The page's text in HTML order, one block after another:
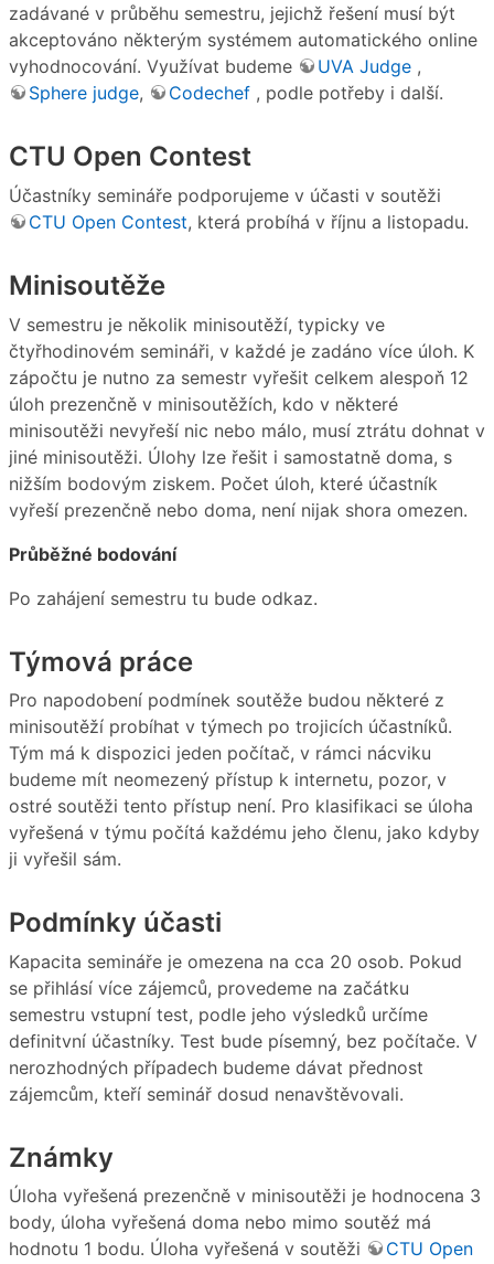
zadávané v průběhu semestru, jejichž řešení musí být
akceptováno některým systémem automatického online
vyhodnocování. Využívat budeme
UVA Judge ,
Sphere judge, Codechef , podle potřeby i další.
CTU Open Contest
Účastníky semináře podporujeme v účasti v soutěži
CTU Open Contest, která probíhá v říjnu a listopadu.
Minisoutěže
V semestru je několik minisoutěží, typicky ve
čtyřhodinovém semináři, v každé je zadáno více úloh. K
zápočtu je nutno za semestr vyřešit celkem alespoň 12
úloh prezenčně v minisoutěžích, kdo v některé
minisoutěži nevyřeší nic nebo málo, musí ztrátu dohnat v
jiné minisoutěži. Úlohy lze řešit i samostatně doma, s
nižším bodovým ziskem. Počet úloh, které účastník
vyřeší prezenčně nebo doma, není nijak shora omezen.
Průběžné bodování
Po zahájení semestru tu bude odkaz.
Týmová práce
Pro napodobení podmínek soutěže budou některé z
minisoutěží probíhat v týmech po trojicích účastníků.
Tým má k dispozici jeden počítač, v rámci nácviku
budeme mít neomezený přístup k internetu, pozor, v
ostré soutěži tento přístup není. Pro klasifikaci se úloha
vyřešená v týmu počítá každému jeho členu, jako kdyby
ji vyřešil sám.
Podmínky účasti
Kapacita semináře je omezena na cca 20 osob. Pokud
se přihlásí více zájemců, provedeme na začátku
semestru vstupní test, podle jeho výsledků určíme
definitvní účastníky. Test bude písemný, bez počítače. V
nerozhodných případech budeme dávat přednost
zájemcům, kteří seminář dosud nenavštěvovali.
Známky
Úloha vyřešená prezenčně v minisoutěži je hodnocena 3
body, úloha vyřešená doma nebo mimo soutěź má
hodnotu 1 bodu. Úloha vyřešená v soutěži
CTU Open